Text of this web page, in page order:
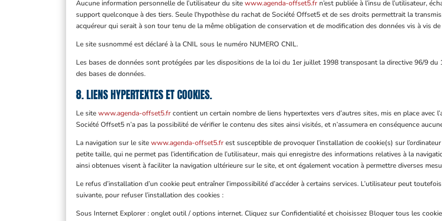
Aucune information personnelle de l’utilisateur du sitewww.agenda-offset5.fr n’est publiée à l’insu de l’utilisateur,
support quelconque à des tiers. Seule l’hypothèse du rachat de Société Offset5 et de ses droits permettrait la
acquéreur qui serait à son tour tenu de la même obligation de conservation et de modification des données vis à vis
Le site susnommé est déclaré à la CNIL sous le numéro NUMERO CNIL.
Les bases de données sont protégées par les dispositions de la loi du 1er juillet 1998 transposant la directive 96/9
des bases de données.
8. LIENS HYPERTEXTES ET COOKIES.
Le sitewww.agenda-offset5.fr contient un certain nombre de liens hypertextes vers d’autres sites, mis en place avec
Société Offset5 n’a pas la possibilité de vérifier le contenu des sites ainsi visités, et n’assumera en conséquence
La navigation sur le sitewww.agenda-offset5.fr est susceptible de provoquer l’installation de cookie(s) sur
petite taille, qui ne permet pas l’identification de l’utilisateur, mais qui enregistre des informations relatives à la
ainsi obtenues visent à faciliter la navigation ultérieure sur le site, et ont également vocation à permettre diverses
Le refus d’installation d’un cookie peut entraîner l’impossibilité d’accéder à certains services. L’utilisateur peut
suivante, pour refuser l’installation des cookies :
Sous Internet Explorer : onglet outil / options internet. Cliquez sur Confidentialité et choisissez Bloquer tous les